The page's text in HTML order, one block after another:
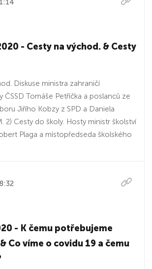
- Cesty na východ. & Cesty
Diskuse ministra zahraničí
ČSSD Tomáše Petříčka a poslanců ze
Jiřího Kobzy z SPD a Daniela
2) Cesty do školy. Hosty ministr školství
Plaga a místopředseda školského
- K čemu potřebujeme
Co víme o covidu 19 a čemu